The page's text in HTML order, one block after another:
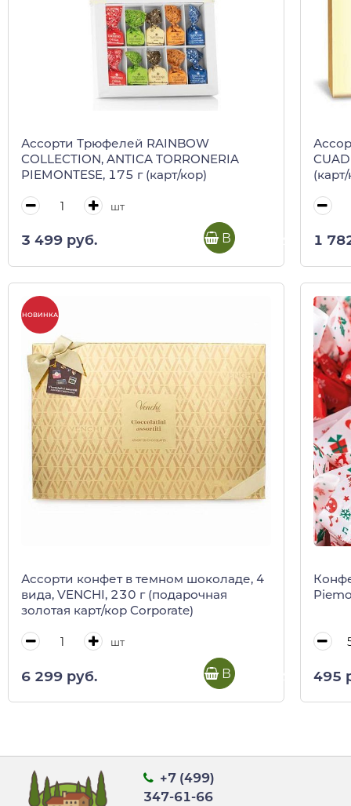
Ассорти Трюфелей RAINBOW
COLLECTION, ANTICA TORRONERIA
PIEMONTESE, 175 г (карт/кор)
шт
3 499 руб. В корзину 1
НОВИНКА
Ассорти конфет в темном шоколаде, 4
вида, VENCHI, 230 г (подарочная
золотая карт/кор Corporate)
шт
6 299 руб. В корзину 495
+7 (499)
347-61-66